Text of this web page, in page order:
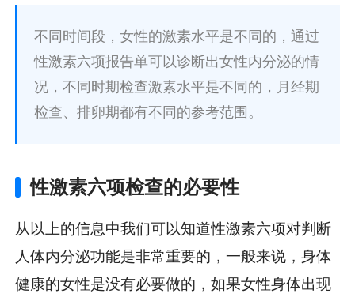
不同时间段，女性的激素水平是不同的，通过
性激素六项报告单可以诊断出女性内分泌的情
况，不同时期检查激素水平是不同的，月经期
检查、排卵期都有不同的参考范围。
性激素六项检查的必要性
从以上的信息中我们可以知道性激素六项对判断
人体内分泌功能是非常重要的，一般来说，身体
健康的女性是没有必要做的，如果女性身体出现